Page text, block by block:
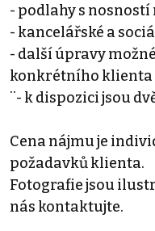
- podlahy s
- kancelářské a
- další úpravy
konkrétního klienta
¨- k dispozici jsou
Cena nájmu je
požadavků klienta.
Fotografie jsou
nás kontaktujte.